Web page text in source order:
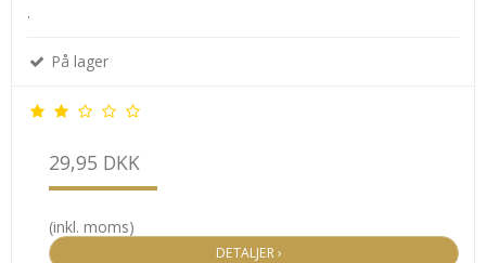
.
På lager
29,95 DKK
(inkl. moms)
DETALJER ›